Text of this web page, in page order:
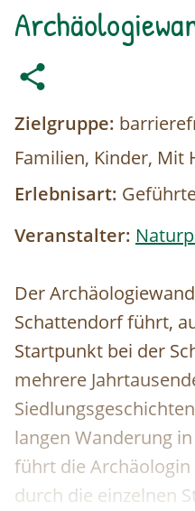
Zielgruppe:
Familien, Kinder, Mit
Erlebnisart:
Veranstalter:
Der
Schattendorf führt,
Startpunkt bei der
mehrere
langen Wanderung
führt die
durch die einzelnen